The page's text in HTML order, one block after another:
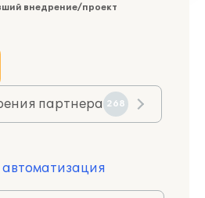
внедрение/проект
партнера 268